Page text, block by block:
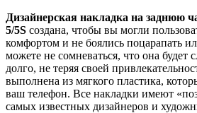
Дизайнерская накладка на заднюю
5/5S создана, чтобы вы могли
комфортом и не боялись поцарапать
можете не сомневаться, что она будет
долго, не теряя своей
выполнена из мягкого пластика,
ваш телефон. Все накладки имеют
самых известных дизайнеров и